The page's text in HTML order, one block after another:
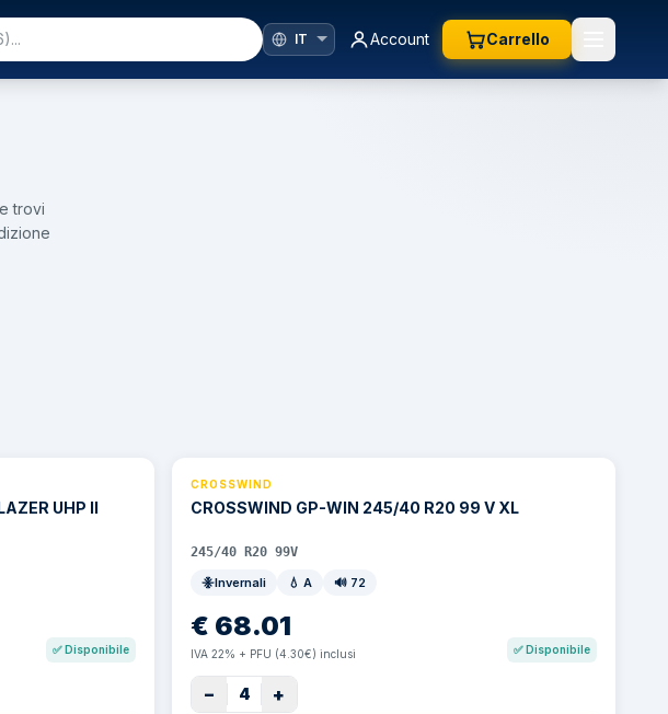
Account Carrello
trovi
UHP II
✅Disponibile
CROSSWIND
CROSSWIND GP-WIN 245/40 R20 99 V XL
245/40 R20 99V
Invernali
💧 A 🔊 72
€ 68.01
IVA 22% + PFU (4.30€) inclusi ✅Disponibile
− 4 +